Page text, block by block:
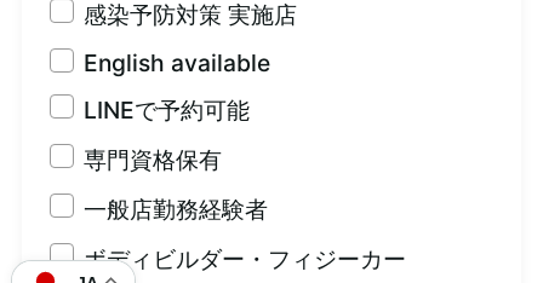
感染予防対策 実施店
English available
LINEで予約可能
専門資格保有
一般店勤務経験者
ボディビルダー・フィジーカー